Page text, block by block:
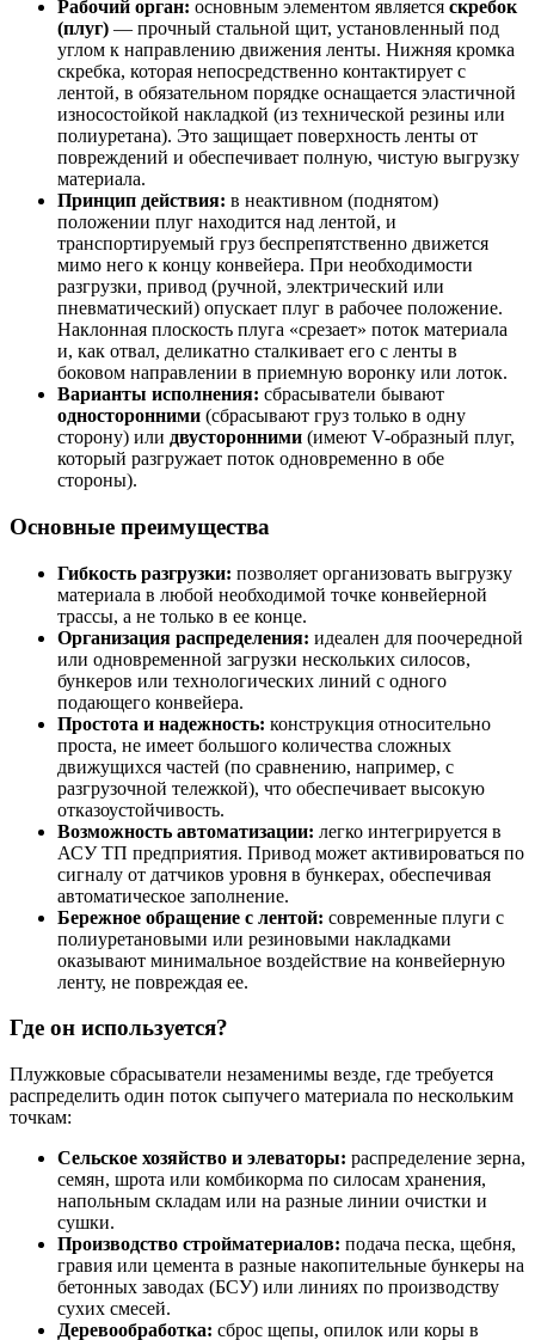
Рабочий орган: основным элементом является скребок
(плуг) — прочный стальной щит, установленный под
углом к направлению движения ленты. Нижняя кромка
скребка, которая непосредственно контактирует с
лентой, в обязательном порядке оснащается эластичной
износостойкой накладкой (из технической резины или
полиуретана). Это защищает поверхность ленты от
повреждений и обеспечивает полную, чистую выгрузку
материала.
Принцип действия: в неактивном (поднятом)
положении плуг находится над лентой, и
транспортируемый груз беспрепятственно движется
мимо него к концу конвейера. При необходимости
разгрузки, привод (ручной, электрический или
пневматический) опускает плуг в рабочее положение.
Наклонная плоскость плуга «срезает» поток материала
и, как отвал, деликатно сталкивает его с ленты в
боковом направлении в приемную воронку или лоток.
Варианты исполнения: сбрасыватели бывают
односторонними (сбрасывают груз только в одну
сторону) или двусторонними (имеют V-образный плуг,
который разгружает поток одновременно в обе
стороны).
Основные преимущества
Гибкость разгрузки: позволяет организовать выгрузку
материала в любой необходимой точке конвейерной
трассы, а не только в ее конце.
Организация распределения: идеален для поочередной
или одновременной загрузки нескольких силосов,
бункеров или технологических линий с одного
подающего конвейера.
Простота и надежность: конструкция относительно
проста, не имеет большого количества сложных
движущихся частей (по сравнению, например, с
разгрузочной тележкой), что обеспечивает высокую
отказоустойчивость.
Возможность автоматизации: легко интегрируется в
АСУ ТП предприятия. Привод может активироваться по
сигналу от датчиков уровня в бункерах, обеспечивая
автоматическое заполнение.
Бережное обращение с лентой: современные плуги с
полиуретановыми или резиновыми накладками
оказывают минимальное воздействие на конвейерную
ленту, не повреждая ее.
Где он используется?
Плужковые сбрасыватели незаменимы везде, где требуется
распределить один поток сыпучего материала по нескольким
точкам:
Сельское хозяйство и элеваторы: распределение зерна,
семян, шрота или комбикорма по силосам хранения,
напольным складам или на разные линии очистки и
сушки.
Производство стройматериалов: подача песка, щебня,
гравия или цемента в разные накопительные бункеры на
бетонных заводах (БСУ) или линиях по производству
сухих смесей.
Деревообработка: сброс щепы, опилок или коры в